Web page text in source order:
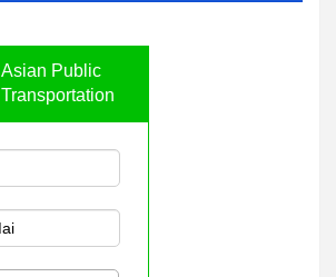
Asian Public
Transportation